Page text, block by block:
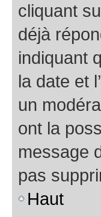
cliquant
déjà
indiquant
la date et
un
ont la
message
pas
Haut